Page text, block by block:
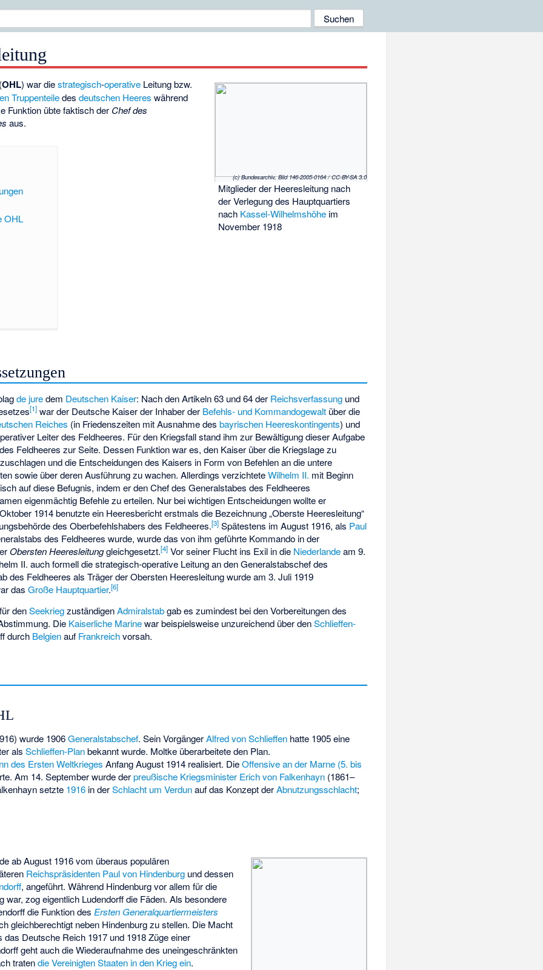
(c) Bundesarchiv, Bild 146-2005-0164 / CC-BY-SA 3.0
Mitglieder der Heeresleitung nach
der Verlegung des Hauptquartiers
nach Kassel-Wilhelmshöhe im
November 1918
(OHL) war diestrategisch-operative Leitung bzw.
Truppenteiledesdeutschen Heeres während
Funktion übte faktisch der Chef des
aus.
OHL
de juredem Deutschen Kaiser: Nach den Artikeln 63 und 64 der Reichsverfassung und
[1] war der Deutsche Kaiser der Inhaber der Befehls- und Kommandogewalt über die
Reiches (in Friedenszeiten mit Ausnahme desbayrischen Heereskontingents) und
Leiter des Feldheeres. Für den Kriegsfall stand ihm zur Bewältigung dieser Aufgabe
Feldheeres zur Seite. Dessen Funktion war es, den Kaiser über die Kriegslage zu
und die Entscheidungen des Kaisers in Form von Befehlen an die untere
sowie über deren Ausführung zu wachen. Allerdings verzichteteWilhelm II. mit Beginn
auf diese Befugnis, indem er den Chef des Generalstabes des Feldheeres
eigenmächtig Befehle zu erteilen. Nur bei wichtigen Entscheidungen wollte er
1914 benutzte ein Heeresbericht erstmals die Bezeichnung „Oberste Heeresleitung“
des Oberbefehlshabers des Feldheeres.[3] Spätestens im August 1916, als Paul
des Feldheeres wurde, wurde das von ihm geführte Kommando in der
Obersten Heeresleitunggleichgesetzt.[4] Vor seiner Flucht ins Exil in die Niederlandeam 9.
II. auch formell die strategisch-operative Leitung an den Generalstabschef des
des Feldheeres als Träger der Obersten Heeresleitung wurde am 3. Juli 1919
dasGroße Hauptquartier.[6]
denSeekriegzuständigenAdmiralstabgab es zumindest bei den Vorbereitungen des
Die Kaiserliche Marinewar beispielsweise unzureichend über denSchlieffen-
durch Belgienauf Frankreichvorsah.
wurde 1906Generalstabschef. Sein VorgängerAlfred von Schlieffen hatte 1905 eine
alsSchlieffen-Planbekannt wurde. Moltke überarbeitete den Plan.
des Ersten Weltkrieges Anfang August 1914 realisiert. DieOffensive an der Marne (5. bis
Am 14. September wurde derpreußische Kriegsminister Erich von Falkenhayn (1861–
setzte 1916 in derSchlacht um Verdunauf das Konzept derAbnutzungsschlacht;
ab August 1916 vom überaus populären
Reichspräsidenten Paul von Hindenburg und dessen
, angeführt. Während Hindenburg vor allem für die
war, zog eigentlich Ludendorff die Fäden. Als besondere
die Funktion des Ersten Generalquartiermeisters
gleichberechtigt neben Hindenburg zu stellen. Die Macht
Deutsche Reich 1917 und 1918 Züge einer
geht auch die Wiederaufnahme des uneingeschränkten
tratendie Vereinigten Staaten in den Krieg ein.